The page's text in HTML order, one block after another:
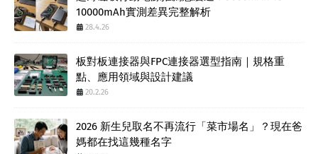
10000mAh實測差異完整解析
28.4.26
板對板連接器與FPC連接器選型指南｜規格重
點、應用領域與設計建議
20.2.26
2026 新生兒取名不再流行「菜市場名」？現在爸
媽都在找這幾種名字